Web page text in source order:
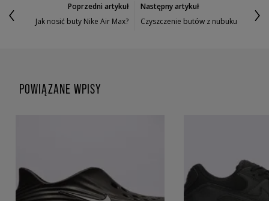
Poprzedni artykuł
Jak nosić buty Nike Air Max?
Następny artykuł
Czyszczenie butów z nubuku
POWIĄZANE WPISY